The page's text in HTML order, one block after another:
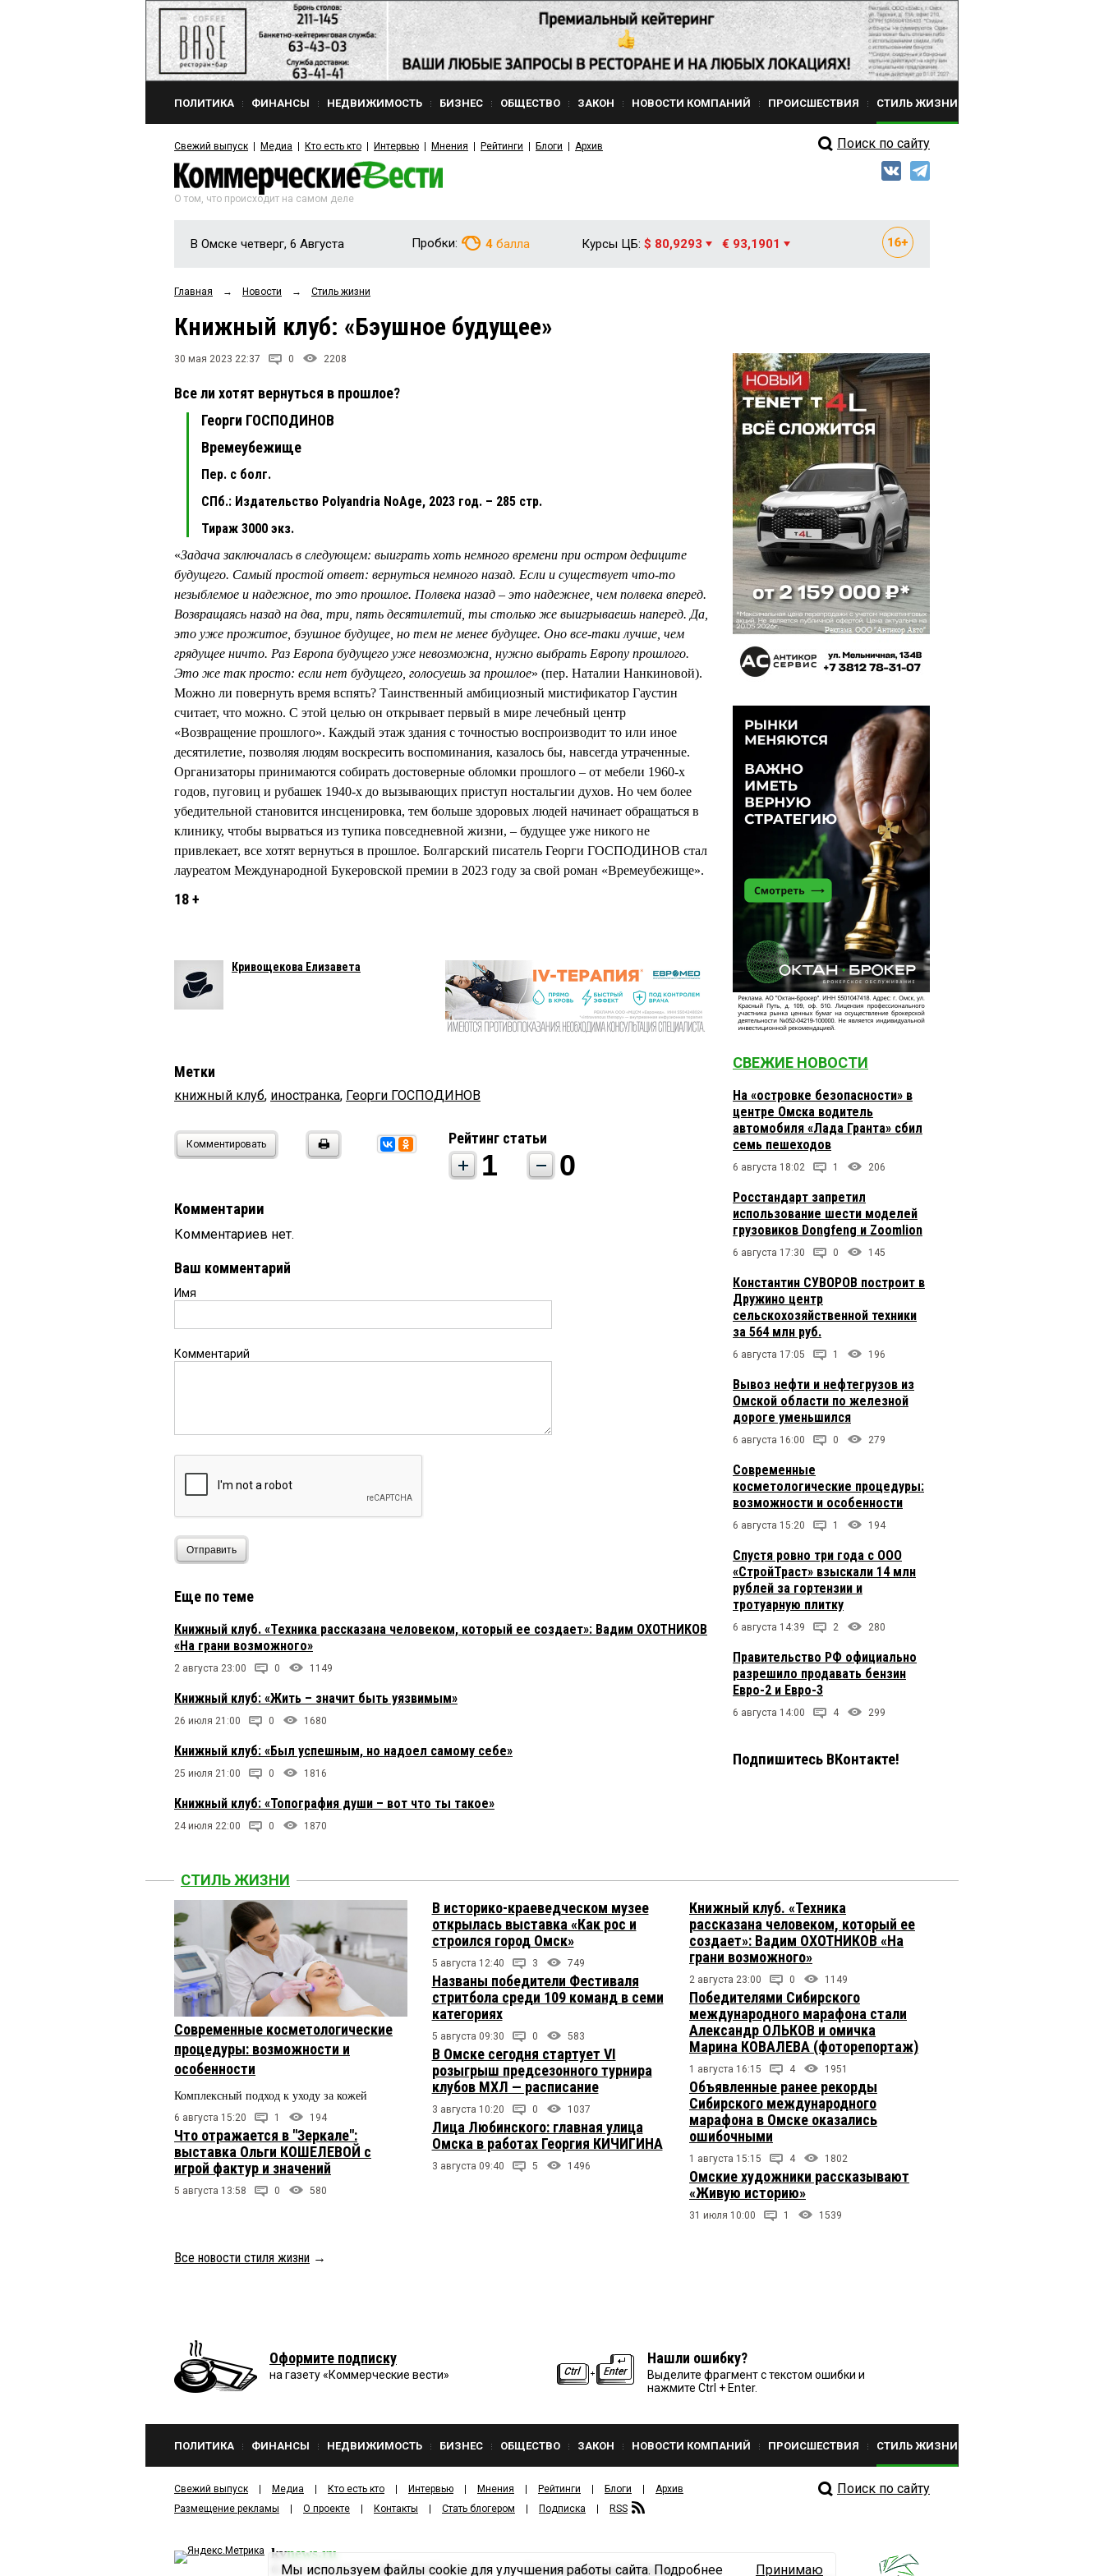
ПОЛИТИКА ФИНАНСЫ НЕДВИЖИМОСТЬ БИЗНЕС ОБЩЕСТВО ЗАКОН НОВОСТИ КОМПАНИЙ ПРОИСШЕСТВИЯ СТИЛЬ ЖИЗНИ
Свежий выпуск Медиа Кто есть кто Интервью Мнения Рейтинги Блоги Архив Поиск по сайту
О том, что происходит на самом деле
В Омске четверг, 6 Августа Пробки: 4 балла Курсы ЦБ: $ 80,9293 € 93,1901
Главная → Новости → Стиль жизни
Книжный клуб: «Бэушное будущее»
30 мая 2023 22:37 0 2208
Все ли хотят вернуться в прошлое?
Георги ГОСПОДИНОВ
Времеубежище
Пер. с болг.
СПб.: Издательство Polyandria NoAge, 2023 год. – 285 стр.
Тираж 3000 экз.
«Задача заключалась в следующем: выиграть хоть немного времени при остром дефиците
будущего. Самый простой ответ: вернуться немного назад. Если и существует что-то
незыблемое и надежное, то это прошлое. Полвека назад – это надежнее, чем полвека вперед.
Возвращаясь назад на два, три, пять десятилетий, ты столько же выигрываешь наперед. Да,
это уже прожитое, бэушное будущее, но тем не менее будущее. Оно все-таки лучше, чем
грядущее ничто. Раз Европа будущего уже невозможна, нужно выбрать Европу прошлого.
Это же так просто: если нет будущего, голосуешь за прошлое» (пер. Наталии Нанкиновой).
Можно ли повернуть время вспять? Таинственный амбициозный мистификатор Гаустин
считает, что можно. С этой целью он открывает первый в мире лечебный центр
«Возвращение прошлого». Каждый этаж здания с точностью воспроизводит то или иное
десятилетие, позволяя людям воскресить воспоминания, казалось бы, навсегда утраченные.
Организаторы принимаются собирать достоверные обломки прошлого – от мебели 1960-х
годов, пуговиц и рубашек 1940-х до вызывающих приступ ностальгии духов. Но чем более
убедительной становится инсценировка, тем больше здоровых людей начинает обращаться в
клинику, чтобы вырваться из тупика повседневной жизни, – будущее уже никого не
привлекает, все хотят вернуться в прошлое. Болгарский писатель Георги ГОСПОДИНОВ стал
лауреатом Международной Букеровской премии в 2023 году за свой роман «Времеубежище».
18 +
Кривощекова Елизавета
Метки
книжный клуб, иностранка, Георги ГОСПОДИНОВ
Комментировать Рейтинг статьи
1 0
Комментарии
Комментариев нет.
Ваш комментарий
Имя
Комментарий
Отправить
Еще по теме
Книжный клуб. «Техника рассказана человеком, который ее создает»: Вадим ОХОТНИКОВ
«На грани возможного»
2 августа 23:00 0 1149
Книжный клуб: «Жить – значит быть уязвимым»
26 июля 21:00 0 1680
Книжный клуб: «Был успешным, но надоел самому себе»
25 июля 21:00 0 1816
Книжный клуб: «Топография души – вот что ты такое»
24 июля 22:00 0 1870
СВЕЖИЕ НОВОСТИ
На «островке безопасности» в
центре Омска водитель
автомобиля «Лада Гранта» сбил
семь пешеходов
6 августа 18:02 1 206
Росстандарт запретил
использование шести моделей
грузовиков Dongfeng и Zoomlion
6 августа 17:30 0 145
Константин СУВОРОВ построит в
Дружино центр
сельскохозяйственной техники
за 564 млн руб.
6 августа 17:05 1 196
Вывоз нефти и нефтегрузов из
Омской области по железной
дороге уменьшился
6 августа 16:00 0 279
Современные
косметологические процедуры:
возможности и особенности
6 августа 15:20 1 194
Спустя ровно три года с ООО
«СтройТраст» взыскали 14 млн
рублей за гортензии и
тротуарную плитку
6 августа 14:39 2 280
Правительство РФ официально
разрешило продавать бензин
Евро-2 и Евро-3
6 августа 14:00 4 299
Подпишитесь ВКонтакте!
СТИЛЬ ЖИЗНИ
Современные косметологические
процедуры: возможности и
особенности
Комплексный подход к уходу за кожей
6 августа 15:20 1 194
Что отражается в "Зеркале":
выставка Ольги КОШЕЛЕВОЙ с
игрой фактур и значений
5 августа 13:58 0 580
В историко-краеведческом музее
открылась выставка «Как рос и
строился город Омск»
5 августа 12:40 3 749
Названы победители Фестиваля
стритбола среди 109 команд в семи
категориях
5 августа 09:30 0 583
В Омске сегодня стартует VI
розыгрыш предсезонного турнира
клубов МХЛ — расписание
3 августа 10:20 0 1037
Лица Любинского: главная улица
Омска в работах Георгия КИЧИГИНА
3 августа 09:40 5 1496
Книжный клуб. «Техника
рассказана человеком, который ее
создает»: Вадим ОХОТНИКОВ «На
грани возможного»
2 августа 23:00 0 1149
Победителями Сибирского
международного марафона стали
Александр ОЛЬКОВ и омичка
Марина КОВАЛЕВА (фоторепортаж)
1 августа 16:15 4 1951
Объявленные ранее рекорды
Сибирского международного
марафона в Омске оказались
ошибочными
1 августа 15:15 4 1802
Омские художники рассказывают
«Живую историю»
31 июля 10:00 1 1539
Все новости стиля жизни →
Оформите подписку
на газету «Коммерческие вести»
Нашли ошибку?
Выделите фрагмент с текстом ошибки и
нажмите Ctrl + Enter.
ПОЛИТИКА ФИНАНСЫ НЕДВИЖИМОСТЬ БИЗНЕС ОБЩЕСТВО ЗАКОН НОВОСТИ КОМПАНИЙ ПРОИСШЕСТВИЯ СТИЛЬ ЖИЗНИ
Свежий выпуск Медиа Кто есть кто Интервью Мнения Рейтинги Блоги
Архив
Размещение рекламы
О проекте Контакты Стать блогером Подписка RSS
Поиск по сайту
kvnews.ru
2001—2026ООО ИЗДАТЕЛЬСКИЙ ДОМ «КВ».
Политика конфиденциальности
Мы используем файлы cookie для улучшения работы сайта. Подробнее Принимаю